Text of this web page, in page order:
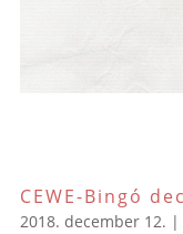
CEWE-Bingó
2018. december 12. |